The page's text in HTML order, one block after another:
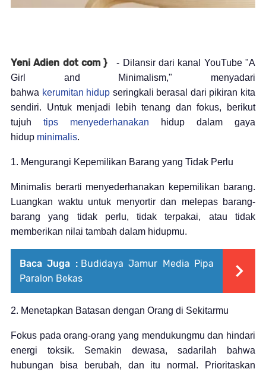
Yeni Adien dot com }
- Dilansir dari kanal YouTube "A
Girl and Minimalism," menyadari
bahwa kerumitan hidup seringkali berasal dari pikiran kita
sendiri. Untuk menjadi lebih tenang dan fokus, berikut
tujuh
tips menyederhanakan
hidup dalam gaya
hidup minimalis.
1. Mengurangi Kepemilikan Barang yang Tidak Perlu
Minimalis berarti menyederhanakan kepemilikan barang.
Luangkan waktu untuk menyortir dan melepas barang-
barang yang tidak perlu, tidak terpakai, atau tidak
memberikan nilai tambah dalam hidupmu.
Baca Juga : Budidaya Jamur Media Pipa
Paralon Bekas
2. Menetapkan Batasan dengan Orang di Sekitarmu
Fokus pada orang-orang yang mendukungmu dan hindari
energi toksik. Semakin dewasa, sadarilah bahwa
hubungan bisa berubah, dan itu normal. Prioritaskan